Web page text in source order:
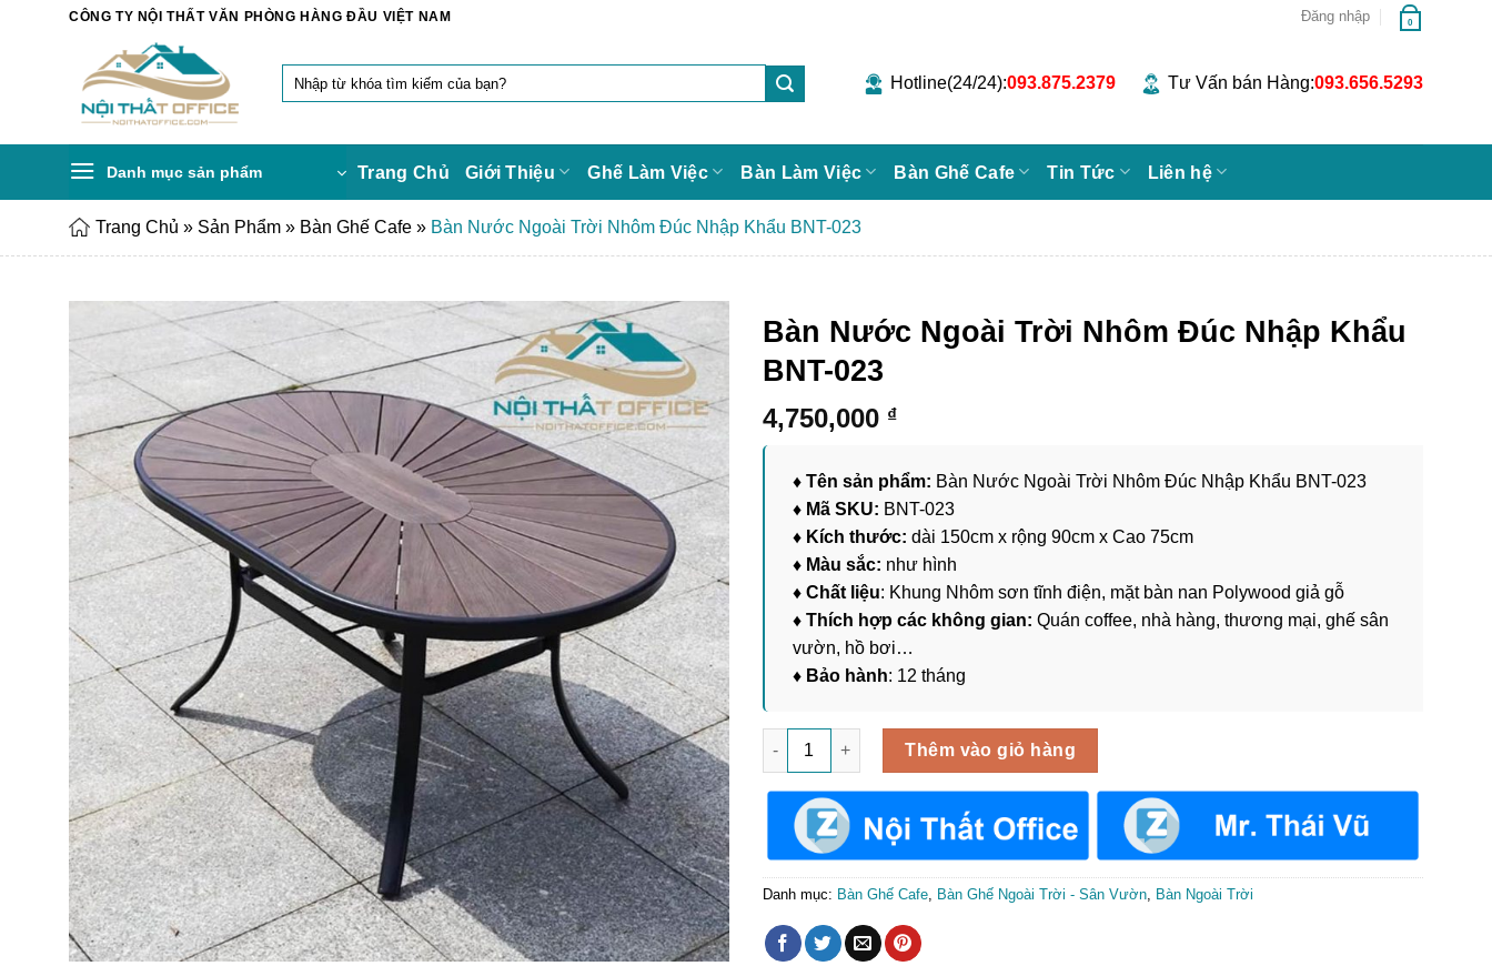
CÔNG TY NỘI THẤT VĂN PHÒNG HÀNG ĐẦU VIỆT NAM Đăng nhập 0
kiếm:
Hotline(24/24):093.875.2379 Tư Vấn bán Hàng:093.656.5293
Danh mục sản phẩm Trang Chủ Giới Thiệu Ghế Làm Việc Bàn Làm Việc Bàn Ghế Cafe Tin Tức Liên hệ
Trang Chủ » Sản Phẩm » Bàn Ghế Cafe » Bàn Nước Ngoài Trời Nhôm Đúc Nhập Khẩu BNT-023
Bàn Nước Ngoài Trời Nhôm Đúc Nhập Khẩu
BNT-023
4,750,000 ₫
♦ Tên sản phẩm: Bàn Nước Ngoài Trời Nhôm Đúc Nhập Khẩu BNT-023
♦ Mã SKU: BNT-023
♦ Kích thước: dài 150cm x rộng 90cm x Cao 75cm
♦ Màu sắc: như hình
♦ Chất liệu: Khung Nhôm sơn tĩnh điện, mặt bàn nan Polywood giả gỗ
♦ Thích hợp các không gian: Quán coffee, nhà hàng, thương mại, ghế sân
vườn, hồ bơi…
♦ Bảo hành: 12 tháng
Bàn Nước Ngoài Trời Nhôm Đúc Nhập Khẩu BNT-023 số lượng
Thêm vào giỏ hàng
Danh mục: Bàn Ghế Cafe Bàn Ghế Ngoài Trời - Sân Vườn Bàn Ngoài Trời